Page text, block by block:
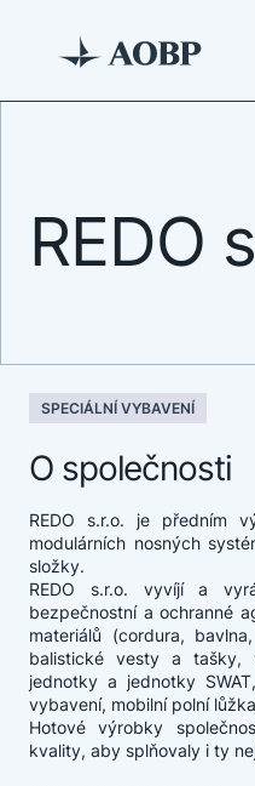
REDO
SPECIÁLNÍ VYBAVENÍ
O společnosti
REDO s.r.o. je předním
modulárních nosných
složky.
REDO s.r.o. vyvíjí a
bezpečnostní a ochranné
materiálů (cordura,
balistické vesty a tašky,
jednotky a jednotky
vybavení, mobilní polní
Hotové výrobky
kvality, aby splňovaly i ty